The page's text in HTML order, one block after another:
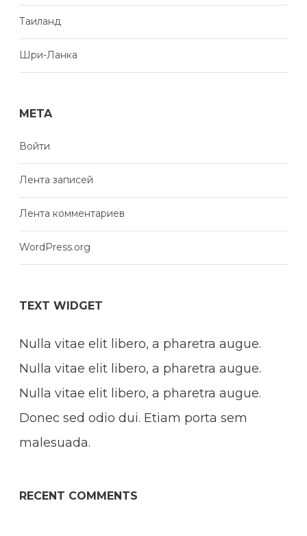
Таиланд
Шри-Ланка
META
Войти
Лента записей
Лента комментариев
WordPress.org
TEXT WIDGET
Nulla vitae elit libero, a pharetra augue.
Nulla vitae elit libero, a pharetra augue.
Nulla vitae elit libero, a pharetra augue.
Donec sed odio dui. Etiam porta sem
malesuada.
RECENT COMMENTS